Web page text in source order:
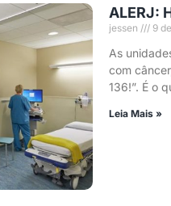
ALERJ:
jessen 9
As
com
136!”. É o
Leia Mais »